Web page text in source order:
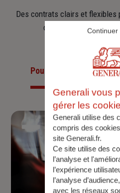
Des contrats clairs et flexibles
d’aujourd’hui et
Pour les particuliers
Generali vous
gérer les
Generali utilise des
compris des
site Generali.fr.
Ce site utilise des
l’analyse et
l’expérience
l’analyse
avec les réseaux
Continuer